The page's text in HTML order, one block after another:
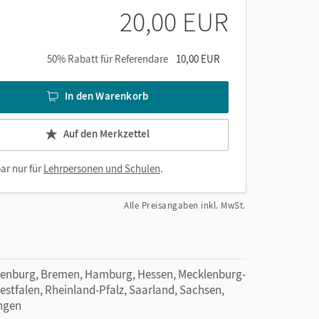
motivierenden und differenzierenden
Lernformen
und in Word)
20,00 EUR
50% Rabatt für Referendare 10,00 EUR
In den Warenkorb
Auf den Merkzettel
nur fürLehrpersonen und Schulen.
Alle Preisangaben inkl. MwSt.
Bremen, Hamburg, Hessen, Mecklenburg-
Rheinland-Pfalz, Saarland, Sachsen,